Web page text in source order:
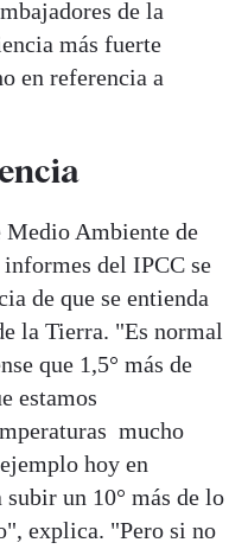
de la
más fuerte
en referencia a
Ambiente de
del IPCC se
de que se entienda
la Tierra. "Es normal
que 1,5° más de
estamos
mucho
hoy en
un 10° más de lo
explica. "Pero si no